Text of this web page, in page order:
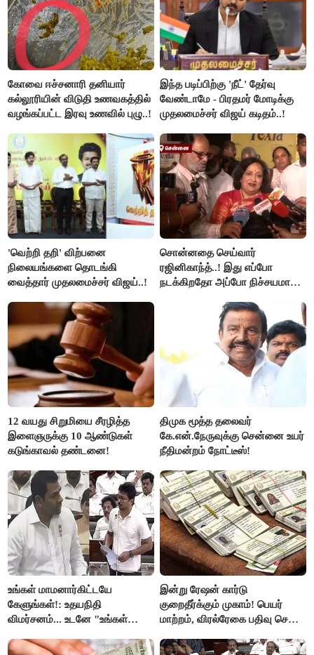
கோவை ஈச்சனாரி தனியார்
கல்லூரியின் விடுதி உணவகத்தில்
வழங்கப்பட்ட இரவு உணவில் புழு..!
இந்த படிப்பிற்கு 'நீட்' தேர்வு
வேண்டாமே - பிரதமர் மோடிக்கு
முதலமைச்சர் விஜய் கடிதம்..!
'வெற்றி தறி' விற்பனை
நிலையங்களை தொடங்கி
வைத்தார் முதலமைச்சர் விஜய்..!
சொன்னதை செய்வார்
ரஜினிகாந்த்..! இது எப்போ
நடக்கிறதோ அப்போ நிச்சயமாக
ரஜினிகாந்த்..!
12 வயது சிறுமியை சீரழித்த
இளைஞருக்கு 10 ஆண்டுகள்
கடுங்காவல் தண்டனை!
திமுக மூத்த தலைவர்
கே.என்.நேருவுக்கு சென்னை உயர்
நீதிமன்றம் நோட்டீஸ்!
உங்கள் மாமனார்கிட்டயே
கேளுங்கள்!: உதயநிதி
விமர்சனம்... உடனே "உங்கள்
ஆதவ் அர்ஜுனா பதிலடி!
இன்று ரேஷன் கார்டு
குறைதீர்க்கும் முகாம்! பெயர்
மாற்றம், விரல்ரேகை பதிவு செய்ய